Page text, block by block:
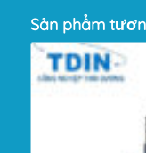
Sản phẩm